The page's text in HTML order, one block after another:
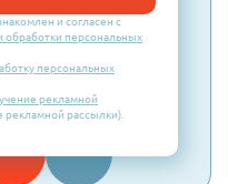
и согласен с
обработки персональных
персональных
рекламной
рекламной рассылки).